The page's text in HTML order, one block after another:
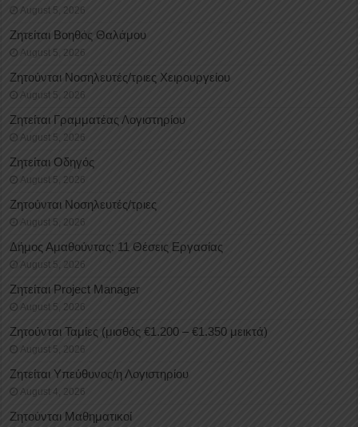
August 5, 2026
Ζητείται Βοηθός Θαλάμου
August 5, 2026
Ζητούνται Νοσηλευτές/τριες Χειρουργείου
August 5, 2026
Ζητείται Γραμματέας Λογιστηρίου
August 5, 2026
Ζητείται Οδηγός
August 5, 2026
Ζητούνται Νοσηλευτές/τριες
August 5, 2026
Δήμος Αμαθούντας: 11 Θέσεις Εργασίας
August 5, 2026
Ζητείται Project Manager
August 5, 2026
Ζητούνται Ταμίες (μισθός €1.200 – €1.350 μεικτά)
August 5, 2026
Ζητείται Υπεύθυνος/η Λογιστηρίου
August 4, 2026
Ζητούνται Μαθηματικοί